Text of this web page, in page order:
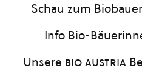
Schau zum
Info Bio-
Unsere bio austria